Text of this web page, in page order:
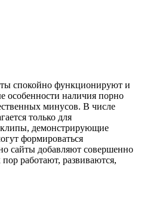
спокойно функционируют и
особенности наличия порно
минусов. В числе
только для
клипы, демонстрирующие
формироваться
сайты добавляют совершенно
работают, развиваются,